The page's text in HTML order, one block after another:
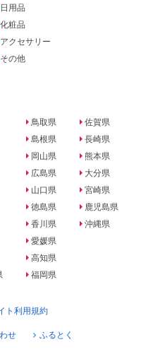
日用品
化粧品
アクセサリー
その他
鳥取県
島根県
岡山県
広島県
山口県
徳島県
香川県
愛媛県
高知県
福岡県
佐賀県
長崎県
熊本県
大分県
宮崎県
鹿児島県
沖縄県
ト利用規約
せ ふるとく